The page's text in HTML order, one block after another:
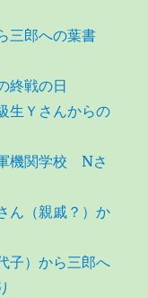
三郎への葉書
終戦の日
生Ｙさんからの
機関学校 Nさ
ん（親戚？）か
子）から三郎へ